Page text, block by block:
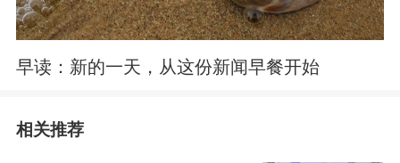
早读：新的一天，从这份新闻早餐开始
相关推荐